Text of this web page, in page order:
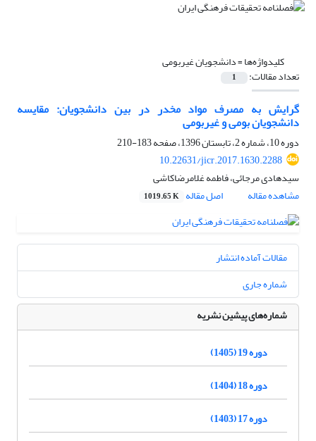
کلیدواژه‌ها =دانشجویان غیربومی
تعداد مقالات: 1
گرایش به مصرف مواد مخدر در بین دانشجویان: مقایسه
دانشجویان بومی و غیربومی
دوره 10، شماره 2، تابستان 1396، صفحه
183-210
10.22631/jicr.2017.1630.2288
سیدهادی مرجائی، فاطمه غلامرضاکاشی
مشاهده مقاله
اصل مقاله 1019.65 K
مقالات آماده انتشار
شماره جاری
شماره‌های پیشین نشریه
دوره 19 (1405)
دوره 18 (1404)
دوره 17 (1403)